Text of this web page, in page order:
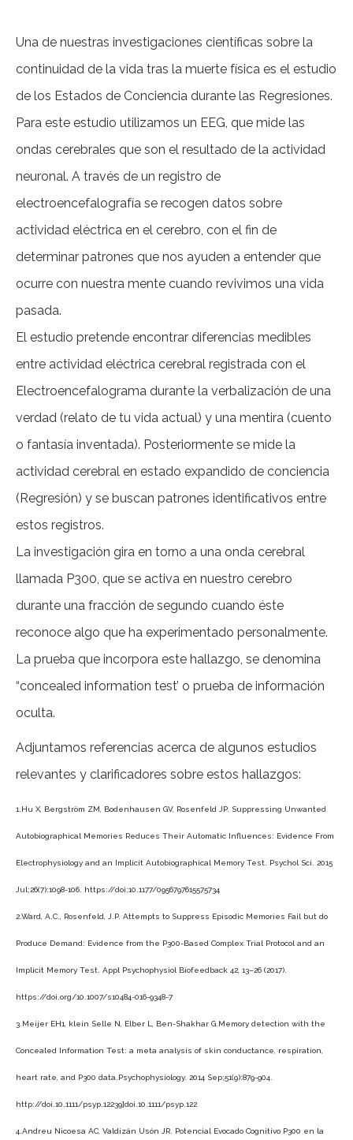
Una de nuestras investigaciones científicas sobre la
continuidad de la vida tras la muerte física es el estudio
de los Estados de Conciencia durante las Regresiones.
Para este estudio utilizamos un EEG, que mide las
ondas cerebrales que son el resultado de la actividad
neuronal. A través de un registro de
electroencefalografía se recogen datos sobre
actividad eléctrica en el cerebro, con el fin de
determinar patrones que nos ayuden a entender que
ocurre con nuestra mente cuando revivimos una vida
pasada.
El estudio pretende encontrar diferencias medibles
entre actividad eléctrica cerebral registrada con el
Electroencefalograma durante la verbalización de una
verdad (relato de tu vida actual) y una mentira (cuento
o fantasía inventada). Posteriormente se mide la
actividad cerebral en estado expandido de conciencia
(Regresión) y se buscan patrones identificativos entre
estos registros.
La investigación gira en torno a una onda cerebral
llamada P300, que se activa en nuestro cerebro
durante una fracción de segundo cuando éste
reconoce algo que ha experimentado personalmente.
La prueba que incorpora este hallazgo, se denomina
“concealed information test’ o prueba de información
oculta.
Adjuntamos referencias acerca de algunos estudios
relevantes y clarificadores sobre estos hallazgos:
1.Hu X, Bergström ZM, Bodenhausen GV, Rosenfeld JP. Suppressing Unwanted
Autobiographical Memories Reduces Their Automatic Influences: Evidence From
Electrophysiology and an Implicit Autobiographical Memory Test. Psychol Sci. 2015
Jul;26(7):1098-106. https://doi:10.1177/0956797615575734
2.Ward, A.C., Rosenfeld, J.P. Attempts to Suppress Episodic Memories Fail but do
Produce Demand: Evidence from the P300-Based Complex Trial Protocol and an
Implicit Memory Test. Appl Psychophysiol Biofeedback 42, 13–26 (2017).
https://doi.org/10.1007/s10484-016-9348-7
3.Meijer EH1, klein Selle N, Elber L, Ben-Shakhar G.Memory detection with the
Concealed Information Test: a meta analysis of skin conductance, respiration,
heart rate, and P300 data.Psychophysiology. 2014 Sep;51(9):879-904.
http://doi.10.1111/psyp.12239]doi.10.1111/psyp.122
4.Andreu Nicoesa AC, Valdizán Usón JR. Potencial Evocado Cognitivo P300 en la